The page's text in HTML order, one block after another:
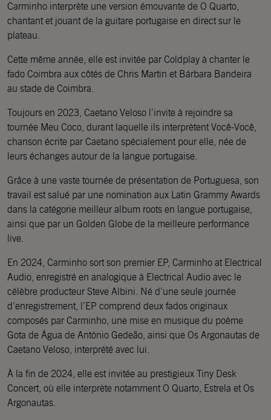
Carminho interprète une version émouvante de O Quarto,
chantant et jouant de la guitare portugaise en direct sur le
plateau.
Cette même année, elle est invitée par Coldplay à chanter le
fado Coimbra aux côtés de Chris Martin et Bárbara Bandeira
au stade de Coimbra.
Toujours en 2023, Caetano Veloso l’invite à rejoindre sa
tournée Meu Coco, durant laquelle ils interprètent Você-Você,
chanson écrite par Caetano spécialement pour elle, née de
leurs échanges autour de la langue portugaise.
Grâce à une vaste tournée de présentation de Portuguesa, son
travail est salué par une nomination aux Latin Grammy Awards
dans la catégorie meilleur album roots en langue portugaise,
ainsi que par un Golden Globe de la meilleure performance
live.
En 2024, Carminho sort son premier EP, Carminho at Electrical
Audio, enregistré en analogique à Electrical Audio avec le
célèbre producteur Steve Albini. Né d’une seule journée
d’enregistrement, l’EP comprend deux fados originaux
composés par Carminho, une mise en musique du poème
Gota de Água de António Gedeão, ainsi que Os Argonautas de
Caetano Veloso, interprété avec lui.
À la fin de 2024, elle est invitée au prestigieux Tiny Desk
Concert, où elle interprète notamment O Quarto, Estrela et Os
Argonautas.